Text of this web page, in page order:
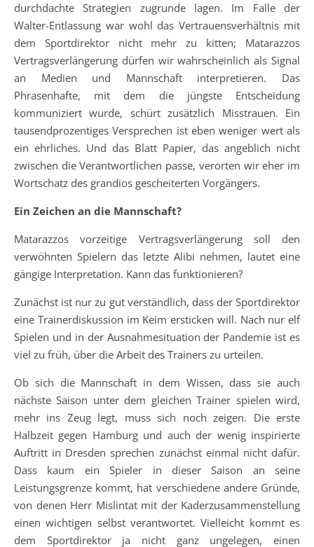
durchdachte Strategien zugrunde lagen. Im Falle der
Walter-Entlassung war wohl das Vertrauensverhältnis mit
dem Sportdirektor nicht mehr zu kitten; Matarazzos
Vertragsverlängerung dürfen wir wahrscheinlich als Signal
an Medien und Mannschaft interpretieren. Das
Phrasenhafte, mit dem die jüngste Entscheidung
kommuniziert wurde, schürt zusätzlich Misstrauen. Ein
tausendprozentiges Versprechen ist eben weniger wert als
ein ehrliches. Und das Blatt Papier, das angeblich nicht
zwischen die Verantwortlichen passe, verorten wir eher im
Wortschatz des grandios gescheiterten Vorgängers.
Ein Zeichen an die Mannschaft?
Matarazzos vorzeitige Vertragsverlängerung soll den
verwöhnten Spielern das letzte Alibi nehmen, lautet eine
gängige Interpretation. Kann das funktionieren?
Zunächst ist nur zu gut verständlich, dass der Sportdirektor
eine Trainerdiskussion im Keim ersticken will. Nach nur elf
Spielen und in der Ausnahmesituation der Pandemie ist es
viel zu früh, über die Arbeit des Trainers zu urteilen.
Ob sich die Mannschaft in dem Wissen, dass sie auch
nächste Saison unter dem gleichen Trainer spielen wird,
mehr ins Zeug legt, muss sich noch zeigen. Die erste
Halbzeit gegen Hamburg und auch der wenig inspirierte
Auftritt in Dresden sprechen zunächst einmal nicht dafür.
Dass kaum ein Spieler in dieser Saison an seine
Leistungsgrenze kommt, hat verschiedene andere Gründe,
von denen Herr Mislintat mit der Kaderzusammenstellung
einen wichtigen selbst verantwortet. Vielleicht kommt es
dem Sportdirektor ja nicht ganz ungelegen, einen